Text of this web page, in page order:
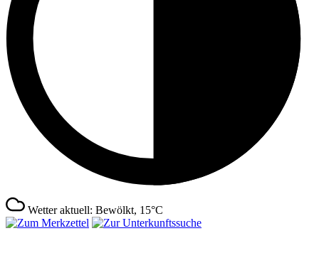
Wetter aktuell: Bewölkt, 15°C